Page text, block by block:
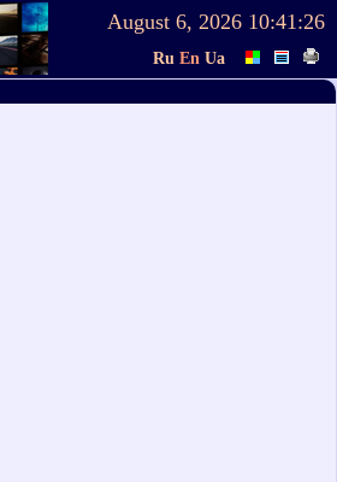
August 6, 2026 10:41:26
Ru En Ua